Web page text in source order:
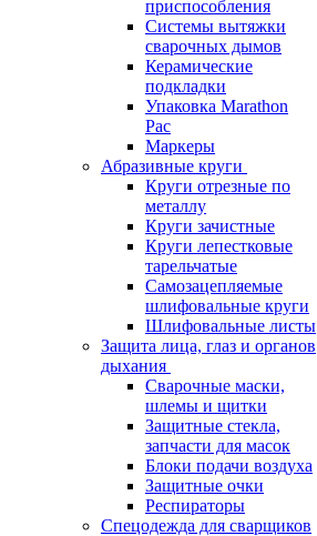
приспособления
Системы вытяжки
сварочных дымов
Керамические
подкладки
Упаковка Marathon
Pac
Маркеры
Абразивные круги
Круги отрезные по
металлу
Круги зачистные
Круги лепестковые
тарельчатые
Самозацепляемые
шлифовальные круги
Шлифовальные листы
Защита лица, глаз и органов
дыхания
Сварочные маски,
шлемы и щитки
Защитные стекла,
запчасти для масок
Блоки подачи воздуха
Защитные очки
Респираторы
Спецодежда для сварщиков